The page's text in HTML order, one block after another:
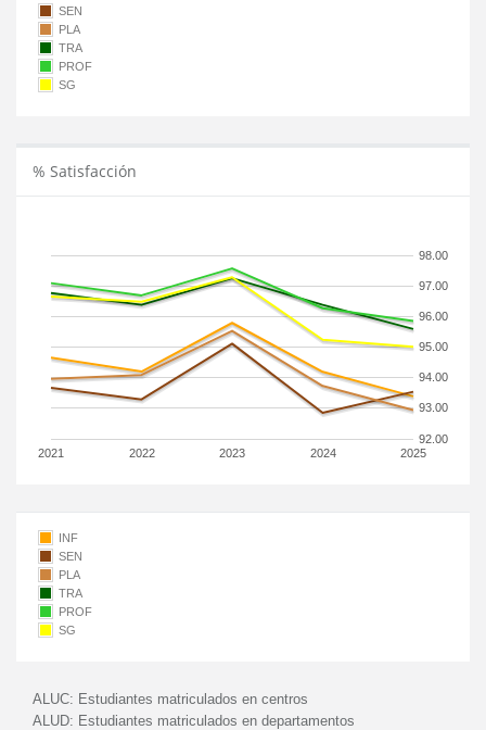
SEN
PLA
TRA
PROF
SG
% Satisfacción
2021 2022 2023 2024 2025
92.00
93.00
94.00
95.00
96.00
97.00
98.00
INF
SEN
PLA
TRA
PROF
SG
ALUC: Estudiantes matriculados en centros
ALUD: Estudiantes matriculados en departamentos